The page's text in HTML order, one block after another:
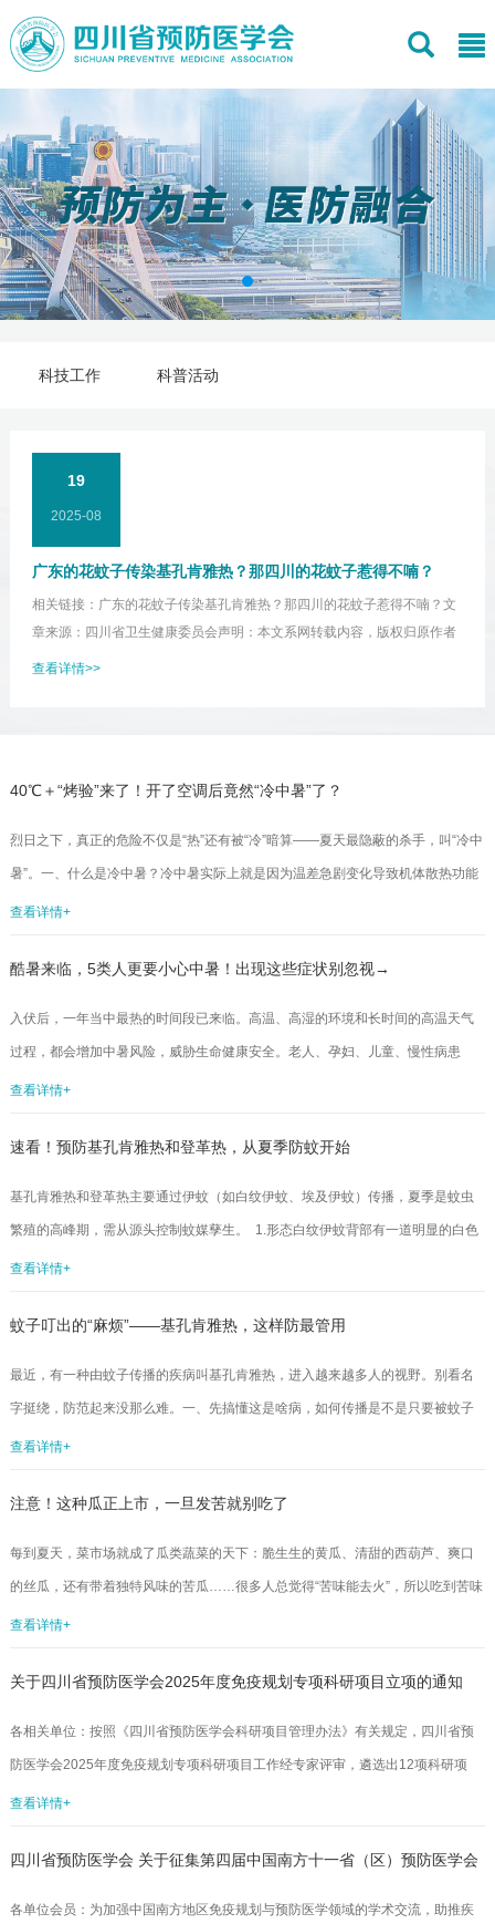
科技工作 科普活动
19
2025-08
广东的花蚊子传染基孔肯雅热？那四川的花蚊子惹得不喃？
相关链接：广东的花蚊子传染基孔肯雅热？那四川的花蚊子惹得不喃？文
章来源：四川省卫生健康委员会声明：本文系网转载内容，版权归原作者
所有，转载目的在于传递更多信息，并不代表本平台观点。如涉及作品内
查看详情>>
40℃＋“烤验”来了！开了空调后竟然“冷中暑”了？
烈日之下，真正的危险不仅是“热”还有被“冷”暗算——夏天最隐蔽的杀手，叫“冷中
暑”。一、什么是冷中暑？冷中暑实际上就是因为温差急剧变化导致机体散热功能
受到限制。由热至冷的快速转换当人体在高温环境中处于毛孔扩张、汗腺开放的
由冷至热的快速转换还有一种场景是机体本身在空调房里面，他的毛孔是收缩
查看详情+
酷暑来临，5类人更要小心中暑！出现这些症状别忽视→
入伏后，一年当中最热的时间段已来临。高温、高湿的环境和长时间的高温天气
过程，都会增加中暑风险，威胁生命健康安全。老人、孕妇、儿童、慢性病患
者、体力劳动者或需要在户外活动的人群，要密切关注天气情况，结合自己的健
如果出现头痛、头晕、眼花、恶心、多汗、四肢无力发酸等症状，就要开始采取
查看详情+
速看！预防基孔肯雅热和登革热，从夏季防蚊开始
基孔肯雅热和登革热主要通过伊蚊（如白纹伊蚊、埃及伊蚊）传播，夏季是蚊虫
繁殖的高峰期，需从源头控制蚊媒孳生。 1.形态白纹伊蚊背部有一道明显的白色
纵纹，而埃及伊蚊背部有独特的“竖琴”状白色斑纹。2.分布区域白纹伊蚊在我国分
伊蚊都喜欢在小型积水中繁殖，攻击性强，可传播登革热、基孔肯雅热、寨卡病
查看详情+
蚊子叮出的“麻烦”——基孔肯雅热，这样防最管用
最近，有一种由蚊子传播的疾病叫基孔肯雅热，进入越来越多人的视野。别看名
字挺绕，防范起来没那么难。一、先搞懂这是啥病，如何传播是不是只要被蚊子
叮了，就会得基孔肯雅热呢？其实并非如此。基孔肯雅热是由病毒引起的，主要
地区，白纹伊蚊则很常见，白天也爱叮人。被带病毒的蚊子叮了后，一般3～7天
查看详情+
注意！这种瓜正上市，一旦发苦就别吃了
每到夏天，菜市场就成了瓜类蔬菜的天下：脆生生的黄瓜、清甜的西葫芦、爽口
的丝瓜，还有带着独特风味的苦瓜……很多人总觉得“苦味能去火”，所以吃到苦味
的瓜也不会多想。但是，事实上，除了苦瓜以外，其他葫芦科的瓜类（如丝瓜、
应立即停止食用。今天，尤其要给大家特别强调一种目前正在上市的瓜——瓠
查看详情+
关于四川省预防医学会2025年度免疫规划专项科研项目立项的通知
各相关单位：按照《四川省预防医学会科研项目管理办法》有关规定，四川省预
防医学会2025年度免疫规划专项科研项目工作经专家评审，遴选出12项科研项
目，并于2025年8月1日-8月7日对拟立项项目进行公示，公示结果无异议。据
建立遂宁市水痘疫情实时预警及疫苗干预效果模型的研究》等12项项目予以立项
查看详情+
四川省预防医学会 关于征集第四届中国南方十一省（区）预防医学会
免疫与预防区域协同学术大会学术论文、最佳实践案例的通知
各单位会员：为加强中国南方地区免疫规划与预防医学领域的学术交流，助推疾